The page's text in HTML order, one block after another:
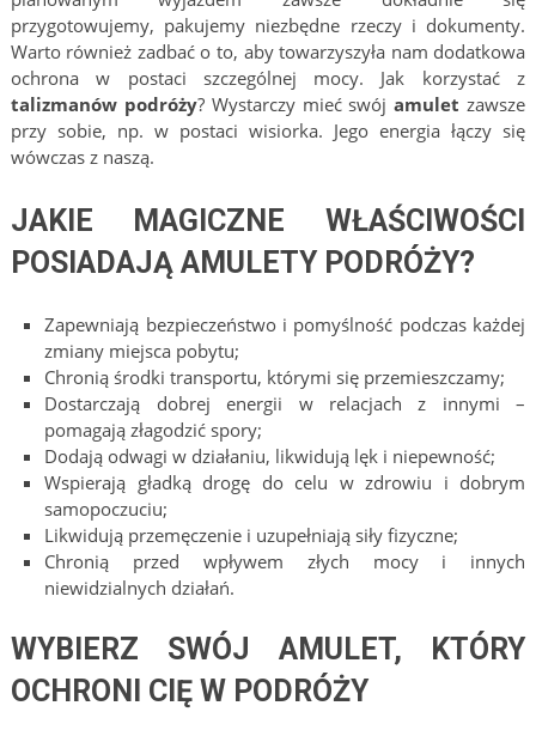
przygotowujemy, pakujemy niezbędne rzeczy i dokumenty.
Warto również zadbać o to, aby towarzyszyła nam dodatkowa
ochrona w postaci szczególnej mocy. Jak korzystać z
talizmanów podróży? Wystarczy mieć swójamuletzawsze
przy sobie, np. w postaci wisiorka. Jego energia łączy się
wówczas z naszą.
JAKIE MAGICZNE WŁAŚCIWOŚCI
POSIADAJĄ AMULETY PODRÓŻY?
Zapewniają bezpieczeństwo i pomyślność podczas każdej
zmiany miejsca pobytu;
Chronią środki transportu, którymi się przemieszczamy;
Dostarczają dobrej energii w relacjach z innymi –
pomagają złagodzić spory;
Dodają odwagi w działaniu, likwidują lęk i niepewność;
Wspierają gładką drogę do celu w zdrowiu i dobrym
samopoczuciu;
Likwidują przemęczenie i uzupełniają siły fizyczne;
Chronią przed wpływem złych mocy i innych
niewidzialnych działań.
WYBIERZ SWÓJ AMULET, KTÓRY
OCHRONI CIĘ W PODRÓŻY